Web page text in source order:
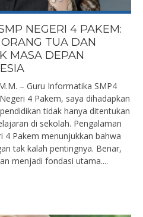
NEGERI 4 PAKEM:
TUA DAN
MASA DEPAN
– Guru Informatika SMP4
4 Pakem, saya dihadapkan
tidak hanya ditentukan
di sekolah. Pengalaman
4 Pakem menunjukkan bahwa
tak kalah pentingnya. Benar,
menjadi fondasi utama....